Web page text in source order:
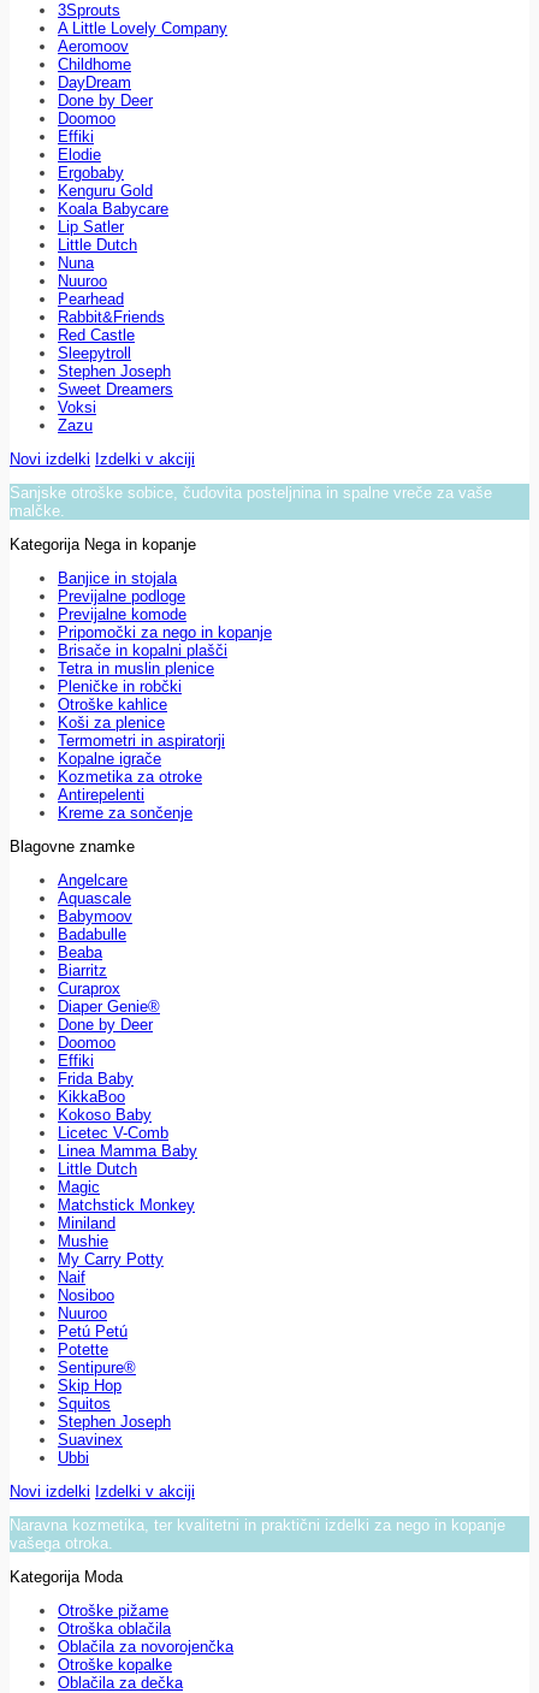
3Sprouts
A Little Lovely Company
Aeromoov
Childhome
DayDream
Done by Deer
Doomoo
Effiki
Elodie
Ergobaby
Kenguru Gold
Koala Babycare
Lip Satler
Little Dutch
Nuna
Nuuroo
Pearhead
Rabbit&Friends
Red Castle
Sleepytroll
Stephen Joseph
Sweet Dreamers
Voksi
Zazu
Novi izdelki Izdelki v akciji
Sanjske otroške sobice, čudovita posteljnina in spalne vreče za vaše
malčke.
Kategorija Nega in kopanje
Banjice in stojala
Previjalne podloge
Previjalne komode
Pripomočki za nego in kopanje
Brisače in kopalni plašči
Tetra in muslin plenice
Pleničke in robčki
Otroške kahlice
Koši za plenice
Termometri in aspiratorji
Kopalne igrače
Kozmetika za otroke
Antirepelenti
Kreme za sončenje
Blagovne znamke
Angelcare
Aquascale
Babymoov
Badabulle
Beaba
Biarritz
Curaprox
Diaper Genie®
Done by Deer
Doomoo
Effiki
Frida Baby
KikkaBoo
Kokoso Baby
Licetec V-Comb
Linea Mamma Baby
Little Dutch
Magic
Matchstick Monkey
Miniland
Mushie
My Carry Potty
Naif
Nosiboo
Nuuroo
Petú Petú
Potette
Sentipure®
Skip Hop
Squitos
Stephen Joseph
Suavinex
Ubbi
Novi izdelki Izdelki v akciji
Naravna kozmetika, ter kvalitetni in praktični izdelki za nego in kopanje
vašega otroka.
Kategorija Moda
Otroške pižame
Otroška oblačila
Oblačila za novorojenčka
Otroške kopalke
Oblačila za dečka